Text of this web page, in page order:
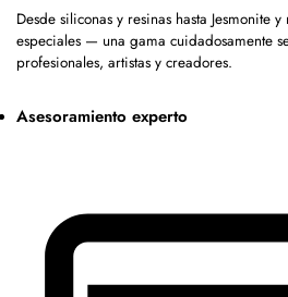
Desde siliconas y resinas hasta Jesmonite
especiales — una gama cuidadosamente
profesionales, artistas y creadores.
Asesoramiento experto